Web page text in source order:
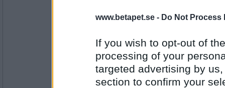
www.betapet.se - Do Not Process
If you wish to opt-out of
processing of your
targeted advertising by
section to confirm your
olausdotter
Antal inlägg:
Låter väl inte helt osannolikt